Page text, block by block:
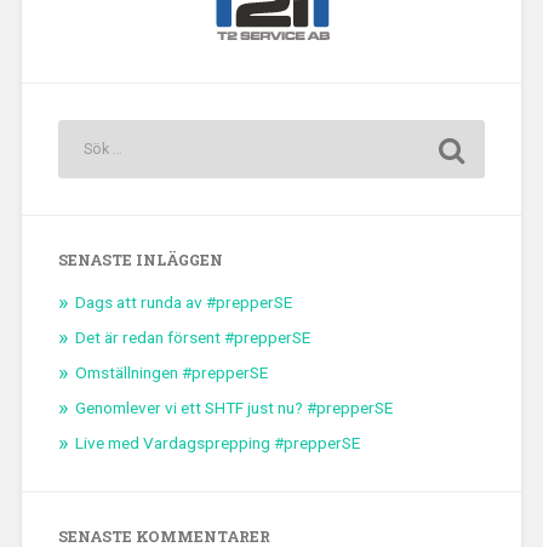
SENASTE INLÄGGEN
Dags att runda av #prepperSE
Det är redan försent #prepperSE
Omställningen #prepperSE
Genomlever vi ett SHTF just nu? #prepperSE
Live med Vardagsprepping #prepperSE
SENASTE KOMMENTARER